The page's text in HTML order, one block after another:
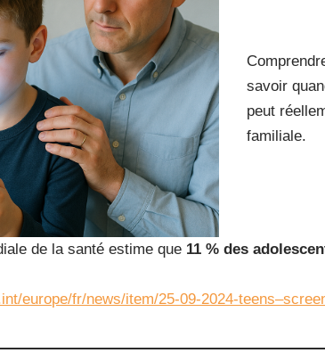
savoir
peut
familiale.
de la santé estime que 11 % des
europe/fr/news/item/25-09-2024-